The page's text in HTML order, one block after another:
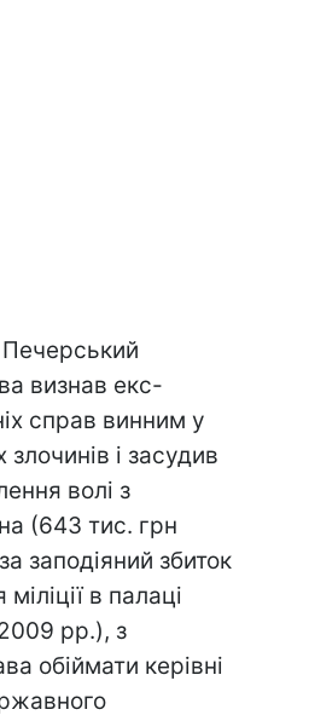
визнав екс-
справ винним у
і засудив
волі з
(643 тис. грн
заподіяний збиток
в палаці
рр.), з
обіймати керівні